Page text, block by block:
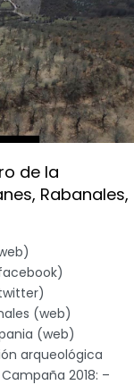
de la
Rabanales,
(web)
(web)
arqueológica
2018: –